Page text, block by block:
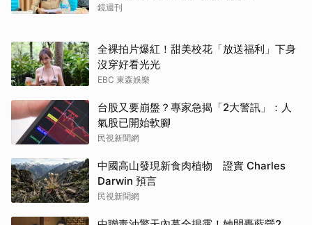
鏡週刊
全裸拍片爆紅！甜美校花「放送福利」下身
沒穿好看光光
EBC 東森娛樂
台股又要崩盤？專家急揭「2大警訊」：人
氣股已開始軟腳
民視新聞網
中國高山發現新食肉植物 證實 Charles
Darwin 預言
民視新聞網